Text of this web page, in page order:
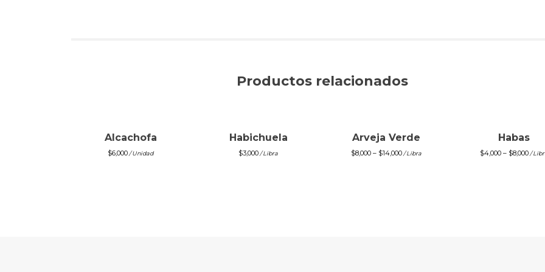
Productos relacionados
Alcachofa
$6,000 / Unidad
Habichuela
$3,000 / Libra
Arveja Verde
$8,000– $14,000/ Libra
Habas
$4,000– $8,000/